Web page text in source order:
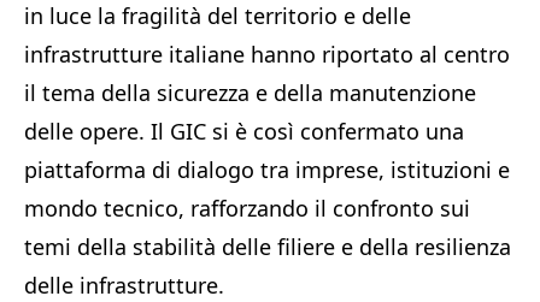
in luce la fragilità del territorio e delle
infrastrutture italiane hanno riportato al centro
il tema della sicurezza e della manutenzione
delle opere. Il GIC si è così confermato una
piattaforma di dialogo tra imprese, istituzioni e
mondo tecnico, rafforzando il confronto sui
temi della stabilità delle filiere e della resilienza
delle infrastrutture.